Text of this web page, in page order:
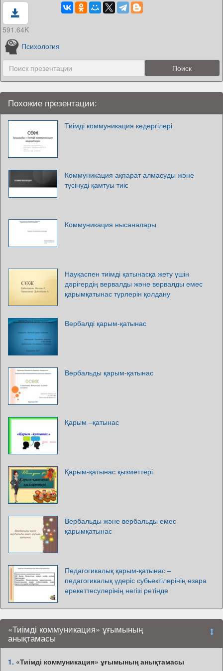
591.64K
Психология
Похожие презентации:
Тиімді коммуникация кедергілері
Коммуникация ақпарат алмасуды және
түсінуді қамтуы тиіс
Коммуникация нысаналары
Науқаспен тиімді қатынасқа жету үшін
дәрігердің вервалды және вервалды емес
қарымқатынас түрлерін қолдану
Вербалді қарым-қатынас
Вербальды қарым-қатынас
Қарым –қатынас
Қарым-қатынас қызметтері
Вербальды және вербальды емес
қарымқатынас
Педагогикалық қарым-қатынас –
педагогикалық үдеріс субьектілерінің өзара
әрекеттесулерінің негізі ретінде
«Тиімді коммуникация» ұғымының
анықтамасы
1. «Тиімді коммуникация» ұғымының анықтамасы